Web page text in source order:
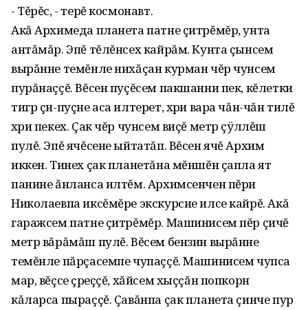
- Тĕрĕс, - терĕ космонавт.
Акă Архимеда планета патне çитрĕмĕр, унта
антăмăр. Эпĕ тĕлĕнсех кайрăм. Кунта çынсем
вырăнне темĕнле нихăçан курман чĕр чунсем
пурăнаççĕ. Вĕсен пуçĕсем пакшанни пек, кĕлетки
тигр çи-пуçне аса илтерет, хӳри вара чăн-чăн тилĕ
хӳри пекех. Çак чĕр чунсем виçĕ метр çÿллĕш
пулĕ. Эпĕ ячĕсене ыйтатăп. Вĕсен ячĕ Архим
иккен. Тинех çак планетăна мĕншĕн çапла ят
панине ăнланса илтĕм. Архимсенчен пĕри
Николаевпа иксĕмĕре экскурсие илсе кайрĕ. Акă
гаражсем патне çитрĕмĕр. Машинисем пĕр çичĕ
метр вăрăмăш пулĕ. Вĕсем бензин вырăнне
темĕнле пăрçасемпе чупаççĕ. Машинисем чупса
мар, вĕçсе çӳреççĕ, хăйсем хыççăн попкорн
кăларса пыраççĕ. Çавăнпа çак планета çинче пур